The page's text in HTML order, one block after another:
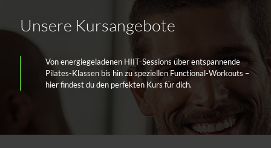
Unsere Kursangebote
Von energiegeladenen HIIT-Sessions über entspannende
Pilates-Klassen bis hin zu speziellen Functional-Workouts –
hier findest du den perfekten Kurs für dich.